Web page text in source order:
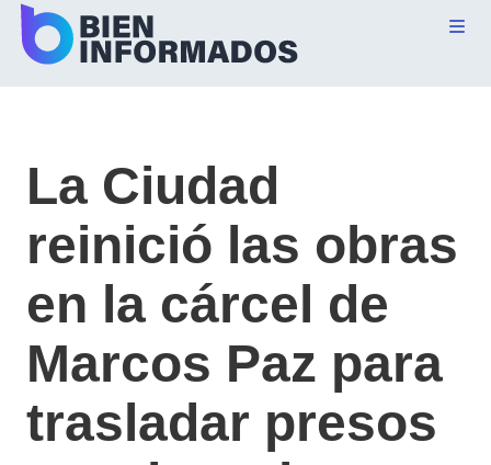
La Ciudad
reinició las obras
en la cárcel de
Marcos Paz para
trasladar presos